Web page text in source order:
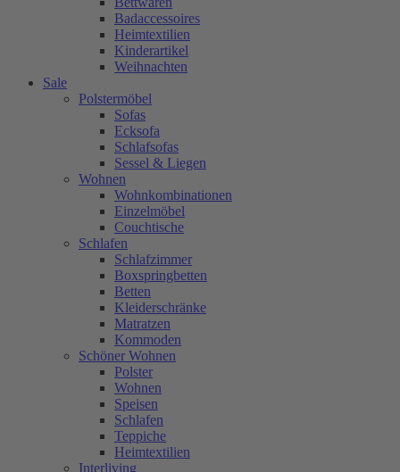
Badaccessoires
Heimtextilien
Kinderartikel
Weihnachten
Sale
Polstermöbel
Sofas
Ecksofa
Schlafsofas
Sessel & Liegen
Wohnen
Wohnkombinationen
Einzelmöbel
Couchtische
Schlafen
Schlafzimmer
Boxspringbetten
Betten
Kleiderschränke
Matratzen
Kommoden
Schöner Wohnen
Polster
Wohnen
Speisen
Schlafen
Teppiche
Heimtextilien
Interliving